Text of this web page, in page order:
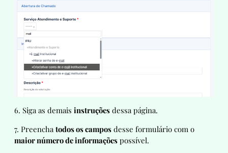
6. Siga as demais instruções dessa página.
7. Preencha todos os campos desse formulário com o
maior número de informações possível.